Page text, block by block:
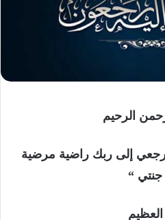
الرحيم
ارجعي إلى ربك راضية مرضية
“